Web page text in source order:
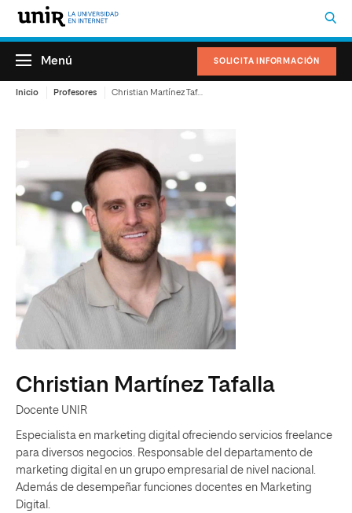
SOLICITA INFORMACIÓN
Menú
Inicio Profesores Christian Martínez Tafalla
Christian Martínez Tafalla
Docente UNIR
Especialista en marketing digital ofreciendo servicios freelance
para diversos negocios. Responsable del departamento de
marketing digital en un grupo empresarial de nivel nacional.
Además de desempeñar funciones docentes en Marketing
Digital.